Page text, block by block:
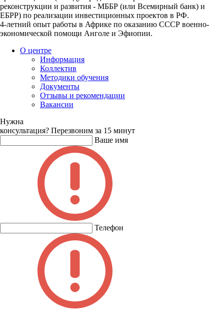
реконструкции и развития - МББР (или Всемирный банк) и
ЕБРР) по реализации инвестиционных проектов в РФ.
4-летний опыт работы в Африке по оказанию CCCР военно-
экономической помощи Анголе и Эфиопии.
О центре
Информация
Коллектив
Методики обучения
Документы
Отзывы и рекомендации
Вакансии
Нужна
консультация? Перезвоним за 15 минут
Ваше имя
Телефон